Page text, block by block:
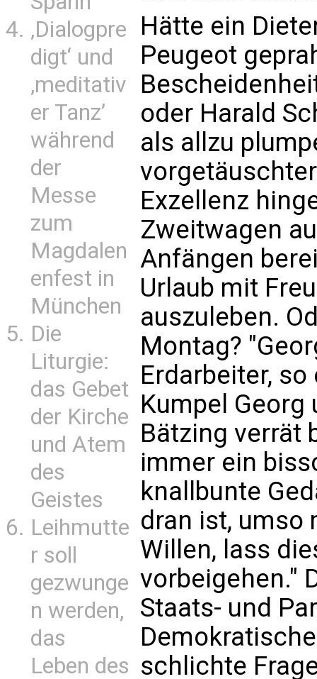
‚Dialogpre
digt‘ und
‚meditativ
er Tanz’
während
der
Messe
zum
Magdalen
enfest in
München
Die
Liturgie:
das Gebet
der Kirche
und Atem
des
Geistes
Leihmutte
r soll
gezwunge
n werden,
das
Leben des
Hätte ein
Peugeot
oder Harald
als allzu
Exzellenz
Zweitwagen
Anfängen
Urlaub mit
auszuleben.
Montag?
Erdarbeiter,
Kumpel Georg
Bätzing verrät
immer ein
knallbunte
dran ist, umso
Willen, lass
vorbeigehen."
Staats- und
schlichte